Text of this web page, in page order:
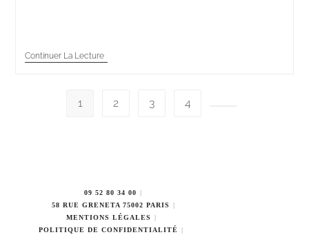
Continuer La Lecture
1 2 3 4
09 52 80 34 00
58 RUE GRENETA 75002 PARIS
MENTIONS LÉGALES
POLITIQUE DE CONFIDENTIALITÉ